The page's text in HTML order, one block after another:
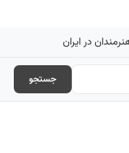
در ایران
جستجو